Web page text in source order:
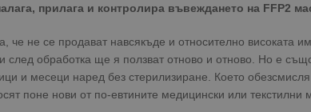
прилага и контролира въвеждането на FFP2
че не се продават навсякъде и относително високата
след обработка ще я ползват отново и отново. Но е
и месеци наред без стерилизиране. Което
поне нови от по-евтините медицински или текстилни
__RequestVerificationToken
www.dunavmost.com